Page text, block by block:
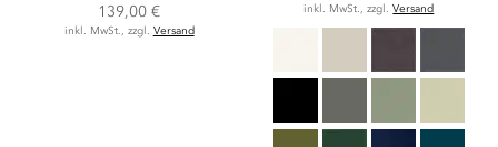
139,00 €
inkl. MwSt., zzgl. Versand
inkl. MwSt., zzgl.Versand